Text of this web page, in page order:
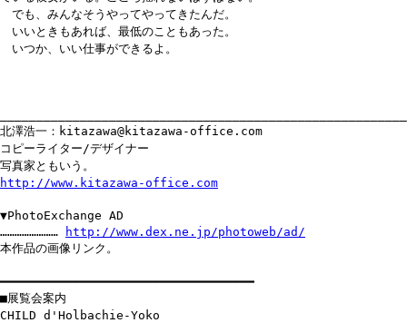
でも、みんなそうやってやってきたんだ。
いいときもあれば、最低のこともあった。
いつか、いい仕事ができるよ。
北澤浩一：kitazawa@kitazawa-office.com
コピーライター/デザイナー
写真家ともいう。
http://www.kitazawa-office.com
▼PhotoExchange AD
……………………
http://www.dex.ne.jp/photoweb/ad/
本作品の画像リンク。
━━━━━━━━━━━━━━━━━━━━━━━━━━━━━━━━━━━
■展覧会案内
CHILD d'Holbachie-Yoko